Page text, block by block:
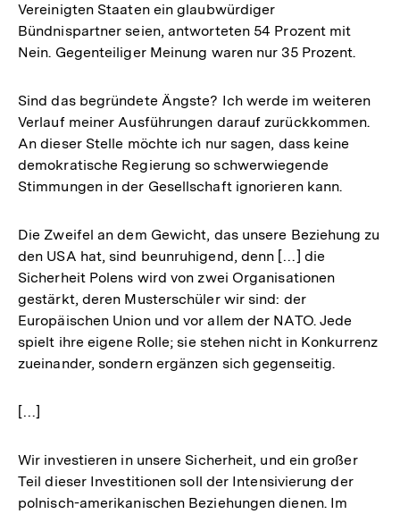
Vereinigten Staaten ein glaubwürdiger
Bündnispartner seien, antworteten 54 Prozent mit
Nein. Gegenteiliger Meinung waren nur 35 Prozent.
Sind das begründete Ängste? Ich werde im weiteren
Verlauf meiner Ausführungen darauf zurückkommen.
An dieser Stelle möchte ich nur sagen, dass keine
demokratische Regierung so schwerwiegende
Stimmungen in der Gesellschaft ignorieren kann.
Die Zweifel an dem Gewicht, das unsere Beziehung zu
den USA hat, sind beunruhigend, denn […] die
Sicherheit Polens wird von zwei Organisationen
gestärkt, deren Musterschüler wir sind: der
Europäischen Union und vor allem der NATO. Jede
spielt ihre eigene Rolle; sie stehen nicht in Konkurrenz
zueinander, sondern ergänzen sich gegenseitig.
[…]
Wir investieren in unsere Sicherheit, und ein großer
Teil dieser Investitionen soll der Intensivierung der
polnisch-amerikanischen Beziehungen dienen. Im